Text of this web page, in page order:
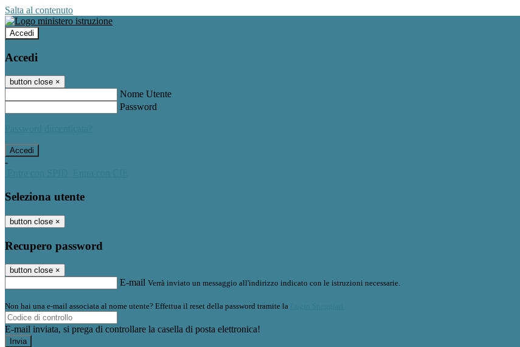
Salta al contenuto
Accedi
Accedi
button close ×
Nome Utente
Password
-
Seleziona utente
button close ×
Recupero password
button close ×
E-mail Verrà inviato un messaggio all'indirizzo indicato con le istruzioni necessarie.
Non hai una e-mail associata al nome utente? Effettua il reset della password tramite la
E-mail inviata, si prega di controllare la casella di posta elettronica!